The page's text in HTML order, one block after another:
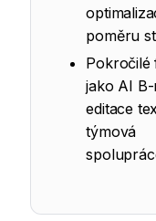
poměru
Pokročilé
jako AI
editace
týmová